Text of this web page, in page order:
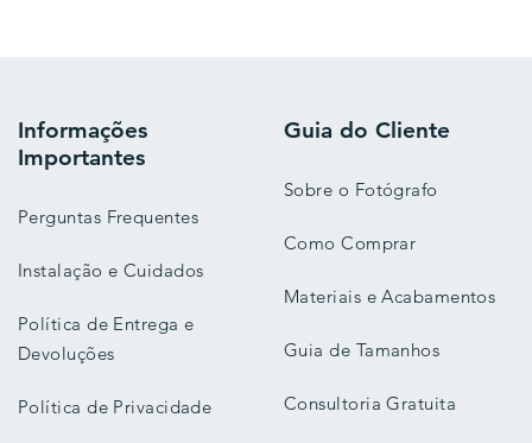
Informações
Importantes
Perguntas Frequentes
Instalação e Cuidados
Política de Entrega e
Devoluções
Política de Privacidade
Guia do Cliente
Sobre o Fotógrafo
Como Comprar
Materiais e Acabamentos
Guia de Tamanhos
Consultoria Gratuita